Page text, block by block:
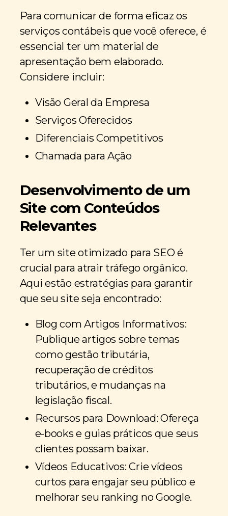
Para comunicar de forma eficaz os
serviços contábeis que você oferece, é
essencial ter um material de
apresentação bem elaborado.
Considere incluir:
Visão Geral da Empresa
Serviços Oferecidos
Diferenciais Competitivos
Chamada para Ação
Desenvolvimento de um
Site com Conteúdos
Relevantes
Ter um site otimizado para SEO é
crucial para atrair tráfego orgânico.
Aqui estão estratégias para garantir
que seu site seja encontrado:
Blog com Artigos Informativos:
Publique artigos sobre temas
como gestão tributária,
recuperação de créditos
tributários, e mudanças na
legislação fiscal.
Recursos para Download: Ofereça
e-books e guias práticos que seus
clientes possam baixar.
Vídeos Educativos: Crie vídeos
curtos para engajar seu público e
melhorar seu ranking no Google.